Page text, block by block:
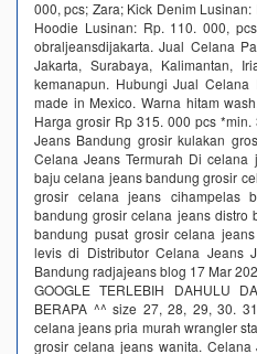
000, pcs; Zara; Kick Denim
Hoodie Lusinan: Rp. 110. 000,
obraljeansdijakarta. Jual Celana
Jakarta, Surabaya, Kalimantan,
kemanapun. Hubungi Jual
made in Mexico. Warna hitam
Harga grosir Rp 315. 000 pcs
Jeans Bandung grosir kulakan
Celana Jeans Termurah Di
baju celana jeans bandung grosir
grosir celana jeans cihampelas
bandung grosir celana jeans distro
bandung pusat grosir celana
levis di Distributor Celana Jeans
Bandung radjajeans blog 17 Mar
GOOGLE TERLEBIH DAHULU
BERAPA ^^ size 27, 28, 29, 30.
celana jeans pria murah wrangler
grosir celana jeans wanita.